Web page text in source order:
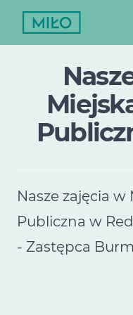
Nasze zajęcia
Publiczna w
- Zastępca